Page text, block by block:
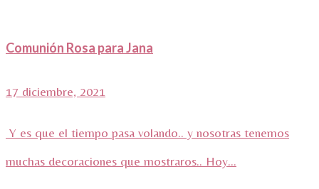
Comunión Rosa para Jana
17 diciembre, 2021
Y es que el tiempo pasa volando.. y nosotras tenemos
muchas decoraciones que mostraros.. Hoy...